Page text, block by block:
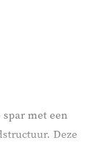
spar met een
Deze